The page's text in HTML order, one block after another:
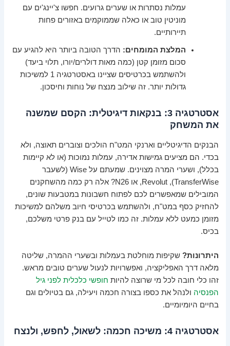
עמלות נסתרות או שערים גרועים. חפשו צ'יינג'ים עם
מוניטין טוב או כאלה שממוקמים באזורים פחות
תיירותיים.
המלצת המומחים: הדרך הטובה ביותר היא להגיע עם
סכום מזומן קטן (כמה מאות דולרים/יורו, תלוי ביעד)
ולהשתמש בכרטיסים שציינו באסטרטגיה 1 למשיכות
גדולות יותר. זה שילוב מנצח של נוחות וחיסכון.
אסטרטגיה 3: בנקאות דיגיטלית: הקסם שמשנה
את המשחק
הבנקים הדיגיטליים וארנקי המט"ח הולכים וצוברים תאוצה, ולא
בכדי. הם מציעים גמישות אדירה, עמלות נמוכות (או לא קיימות
בכלל), ושערי המרה מצוינים. שמעתם על Wise (לשעבר
TransferWise), Revolut, או N26? אלה רק כמה מהשחקנים
המובילים שמאפשרים לכם לפתוח חשבונות במטבעות שונים,
להחזיק כסף במט"ח, ולהשתמש בכרטיסי חיוב משלהם למשיכות
מזומן כמעט ללא עמלות. זה כמו לטייל עם בנק פרטי משלכם,
בכיס.
היתרונות? שקיפות מוחלטת בעמלות ובשערי ההמרה, שליטה
מלאה דרך האפליקציה, ואפשרויות לנעול שערים טובים מראש.
זהו כלי חובה לכל מי שרוצה להיות חופשי כלכלית לפני גיל
הפנסיה ולנהל את כספו בצורה חכמה ויעילה, גם בטיולים וגם
בחיים היומיומיים.
אסטרטגיה 4: משיכה חכמה: לשאול, לחפש, ולנצח